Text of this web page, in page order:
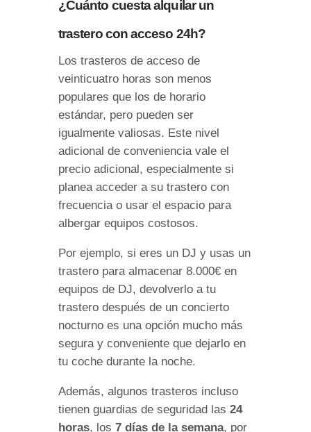
¿Cuánto cuesta alquilar un
trastero con acceso 24h?
Los trasteros de acceso de
veinticuatro horas son menos
populares que los de horario
estándar, pero pueden ser
igualmente valiosas. Este nivel
adicional de conveniencia vale el
precio adicional, especialmente si
planea acceder a su trastero con
frecuencia o usar el espacio para
albergar equipos costosos.
Por ejemplo, si eres un DJ y usas un
trastero para almacenar 8.000€ en
equipos de DJ, devolverlo a tu
trastero después de un concierto
nocturno es una opción mucho más
segura y conveniente que dejarlo en
tu coche durante la noche.
Además, algunos trasteros incluso
tienen guardias de seguridad las 24
horas, los 7 días de la semana, por